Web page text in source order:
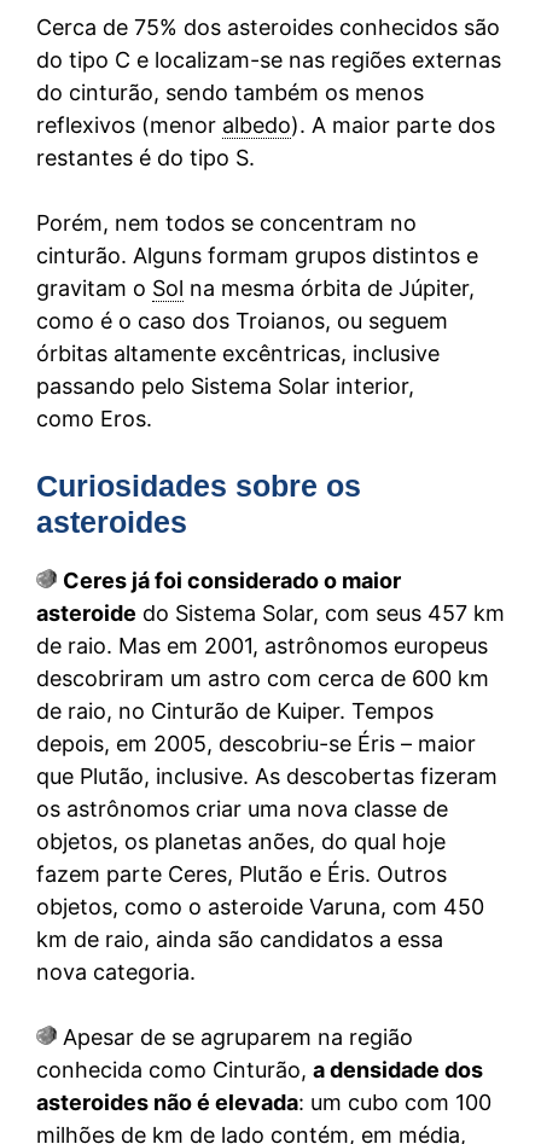
Cerca de 75% dos asteroides conhecidos são
do tipo C e localizam-se nas regiões externas
do cinturão, sendo também os menos
reflexivos (menor albedo). A maior parte dos
restantes é do tipo S.
Porém, nem todos se concentram no
cinturão. Alguns formam grupos distintos e
gravitam o Sol na mesma órbita de Júpiter,
como é o caso dos Troianos, ou seguem
órbitas altamente excêntricas, inclusive
passando pelo Sistema Solar interior,
como Eros.
Curiosidades sobre os
asteroides
Ceres já foi considerado o maior
asteroide do Sistema Solar, com seus 457 km
de raio. Mas em 2001, astrônomos europeus
descobriram um astro com cerca de 600 km
de raio, no Cinturão de Kuiper. Tempos
depois, em 2005, descobriu-se Éris – maior
que Plutão, inclusive. As descobertas fizeram
os astrônomos criar uma nova classe de
objetos, os planetas anões, do qual hoje
fazem parte Ceres, Plutão e Éris. Outros
objetos, como o asteroide Varuna, com 450
km de raio, ainda são candidatos a essa
nova categoria.
Apesar de se agruparem na região
conhecida como Cinturão, a densidade dos
asteroides não é elevada: um cubo com 100
milhões de km de lado contém, em média,